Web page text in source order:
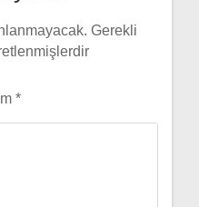
Gerekli
*